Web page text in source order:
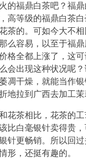
的福鼎白茶吧？福
高等级的福鼎白茶
茶的。可如今大不
么容易，以至于福
格全都上涨了，这
会出现这种状况呢
凋干燥，就能当作银
地拉到广西去加工茉
花茶相比，花茶的
比白毫银针卖得贵
针更畅销。所以回
形，还挺有趣的。